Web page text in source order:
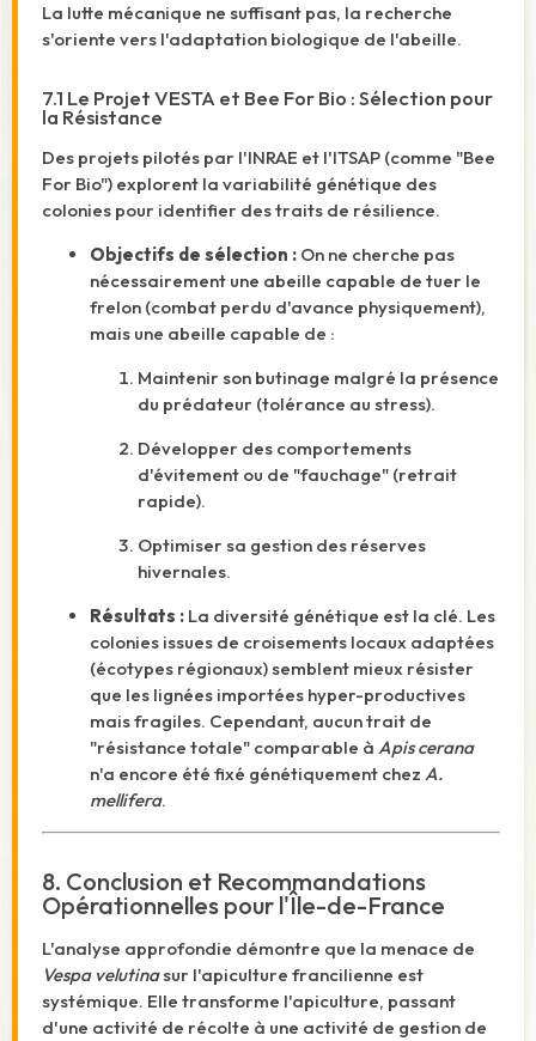
La lutte mécanique ne suffisant pas, la recherche
s'oriente vers l'adaptation biologique de l'abeille.
7.1 Le Projet VESTA et Bee For Bio : Sélection pour
la Résistance
Des projets pilotés par l'INRAE et l'ITSAP (comme "Bee
For Bio") explorent la variabilité génétique des
colonies pour identifier des traits de résilience.
Objectifs de sélection : On ne cherche pas
nécessairement une abeille capable de tuer le
frelon (combat perdu d'avance physiquement),
mais une abeille capable de :
Maintenir son butinage malgré la présence
du prédateur (tolérance au stress).
Développer des comportements
d'évitement ou de "fauchage" (retrait
rapide).
Optimiser sa gestion des réserves
hivernales.
Résultats : La diversité génétique est la clé. Les
colonies issues de croisements locaux adaptées
(écotypes régionaux) semblent mieux résister
que les lignées importées hyper-productives
mais fragiles. Cependant, aucun trait de
"résistance totale" comparable à Apis cerana
n'a encore été fixé génétiquement chez A.
mellifera.
8. Conclusion et Recommandations
Opérationnelles pour l'Île-de-France
L'analyse approfondie démontre que la menace de
Vespa velutinasur l'apiculture francilienne est
systémique. Elle transforme l'apiculture, passant
d'une activité de récolte à une activité de gestion de